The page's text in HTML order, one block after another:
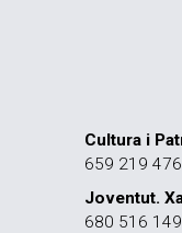
Cultura i
659 219
Joventut.
680 516